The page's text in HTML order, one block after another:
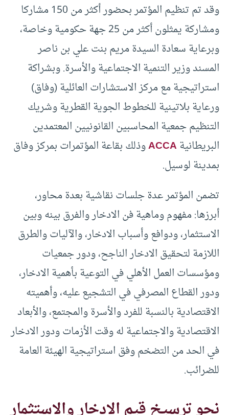
وقد تم تنظيم المؤتمر بحضور أكثر من 150 مشاركا
ومشاركة يمثلون أكثر من 25 جهة حكومية وخاصة،
وبرعاية سعادة السيدة مريم بنت علي بن ناصر
المسند وزير التنمية الاجتماعية والأسرة. وبشراكة
استراتيجية مع مركز الاستشارات العائلية (وفاق)
ورعاية بلاتينية للخطوط الجوية القطرية وشريك
التنظيم جمعية المحاسبين القانونيين المعتمدين
البريطانيةACCAوذلك بقاعة المؤتمرات بمركز وفاق
بمدينة لوسيل.
تضمن المؤتمر عدة جلسات نقاشية بعدة محاور،
أبرزها: مفهوم وماهية فن الادخار والفرق بينه وبين
الاستثمار، ودوافع وأسباب الادخار، والآليات والطرق
اللازمة لتحقيق الادخار الناجح، ودور جمعيات
ومؤسسات العمل الأهلي في التوعية بأهمية الادخار،
ودور القطاع المصرفي في التشجيع عليه، وأهميته
الاقتصادية بالنسبة للفرد والأسرة والمجتمع، والأبعاد
الاقتصادية والاجتماعية له وقت الأزمات ودور الادخار
في الحد من التضخم وفق استراتيجية الهيئة العامة
للضرائب.